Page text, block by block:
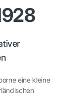
eine kleine